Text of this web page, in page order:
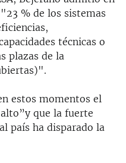
% de los sistemas
técnicas o
plazas de la
estos momentos el
que la fuerte
país ha disparado la